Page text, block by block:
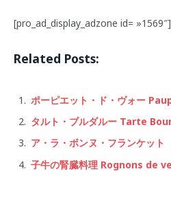
[pro_ad_display_adzone id= »1569″]
Related Posts:
ポーピエット・ド・ヴォー
タルト・ブルダルー Tarte
ア・ラ・ボンヌ・フランケ
子牛の腎臓料理 Rognons de